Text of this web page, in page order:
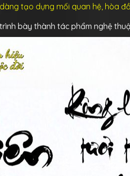
tạo dựng mối quan hệ, hòa
bày thành tác phẩm nghệ